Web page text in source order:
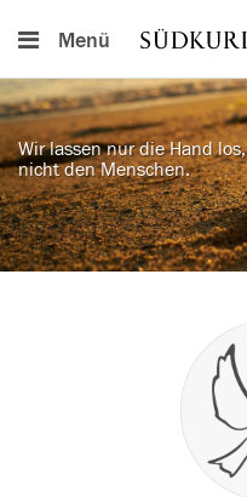
Menü
Wir lassen nur die Hand los,
nicht den Menschen.